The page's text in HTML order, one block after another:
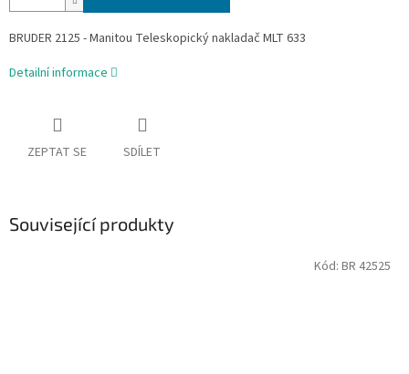
BRUDER 2125 - Manitou Teleskopický nakladač MLT 633
Detailní informace
ZEPTAT SE SDÍLET
Související produkty
Kód: BR 42525